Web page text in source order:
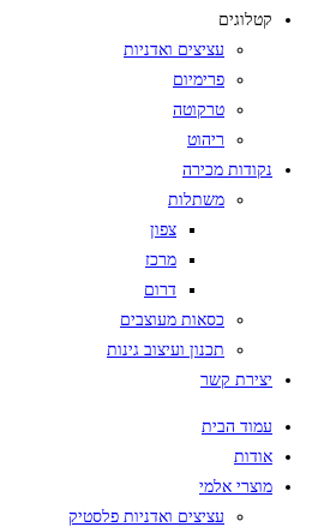
קטלוגים
עציצים ואדניות
פרימיום
טרקוטה
ריהוט
נקודות מכירה
משתלות
צפון
מרכז
דרום
כסאות מעוצבים
תכנון ועיצוב גינות
יצירת קשר
עמוד הבית
אודות
מוצרי אלמי
עציצים ואדניות פלסטיק